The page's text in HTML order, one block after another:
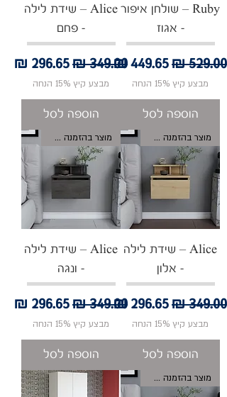
Ruby – שולחן איפור
- אגוז
מחיר רגילמחיר מבצע
מבצע קיץ 15% הנחה
הוספה לסל
Alice – שידת לילה
- פחם
מחיר רגילמחיר
מבצע קיץ 15% הנחה
הוספה לסל
מוצר בהזמנה אישית
Alice – שידת לילה
- אלון
מחיר רגילמחיר מבצע
מבצע קיץ 15% הנחה
הוספה לסל
מוצר בהזמנה אישית
Alice – שידת לילה
- ונגה
מחיר רגילמחיר
מבצע קיץ 15% הנחה
הוספה לסל
מוצר בהזמנה אישית